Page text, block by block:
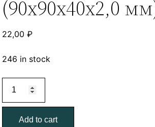
(90х90х40х2,0
22,00₽
246 in stock
усиленный
уголок
KUU-Add to cart